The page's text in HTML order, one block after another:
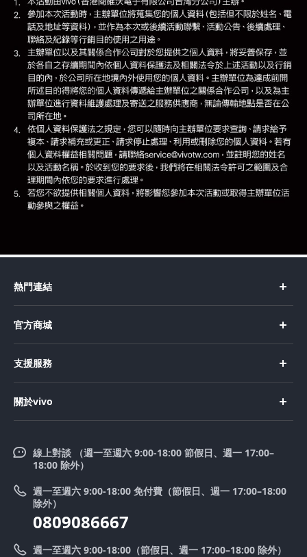
熱門連結
X200 Pro
X200
X200 FE
V50 Lite 5G
V50
官方商城
購買手機
購買配件
支援服務
服務中心
Funtouch OS
系統升級
零配件價格查詢
送修服務
關於vivo
新聞中心
法律聲明
優惠活動
線上對談 （週一至週六 9:00-18:00 節假日、週一 17:00–
18:00 除外）
週一至週六 9:00-18:00 免付費（節假日、週一 17:00–18:00
除外）
0809086667
週一至週六 9:00-18:00（節假日、週一 17:00–18:00 除外）